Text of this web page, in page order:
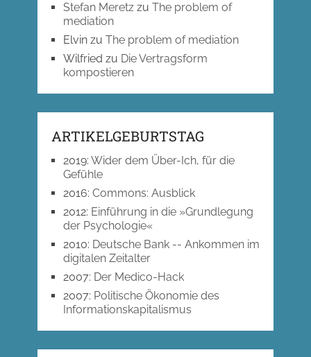
Stefan Meretzzu The problem of
mediation
Elvinzu The problem of mediation
Wilfried zu Die Vertragsform
kompostieren
ARTIKELGEBURTSTAG
2019: Wider dem Über-Ich, für die
Gefühle
2016: Commons: Ausblick
2012: Einführung in die »Grundlegung
der Psychologie«
2010: Deutsche Bank -- Ankommen im
digitalen Zeitalter
2007: Der Medico-Hack
2007: Politische Ökonomie des
Informationskapitalismus